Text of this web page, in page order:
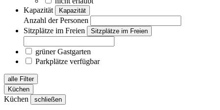
Kapazität
Kapazität
Anzahl der Personen
Sitzplätze im Freien
Sitzplätze im Freien
grüner Gastgarten
Parkplätze verfügbar
alle Filter
Küchen
Küchen schließen